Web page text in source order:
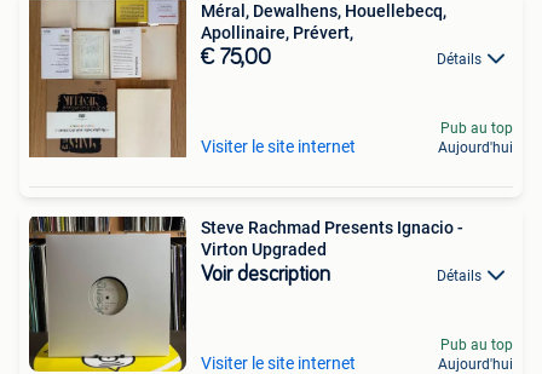
Méral, Dewalhens, Houellebecq,
Apollinaire, Prévert,
€ 75,00 Détails
Visiter le site internet
Pub au top
Aujourd'hui
Steve Rachmad Presents Ignacio -
Virton Upgraded
Voir description Détails
Visiter le site internet
Pub au top
Aujourd'hui